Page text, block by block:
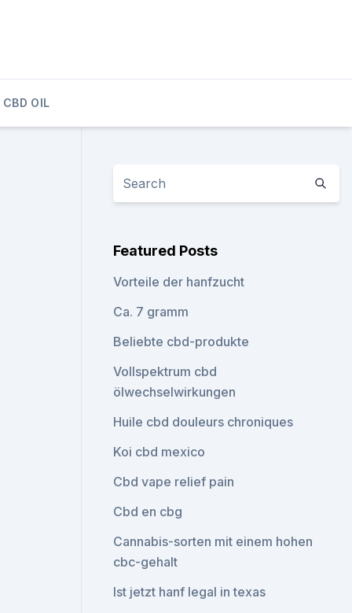
CBD OIL
Featured Posts
Vorteile der hanfzucht
Ca. 7 gramm
Beliebte cbd-produkte
Vollspektrum cbd
ölwechselwirkungen
Huile cbd douleurs chroniques
Koi cbd mexico
Cbd vape relief pain
Cbd en cbg
Cannabis-sorten mit einem hohen
cbc-gehalt
Ist jetzt hanf legal in texas